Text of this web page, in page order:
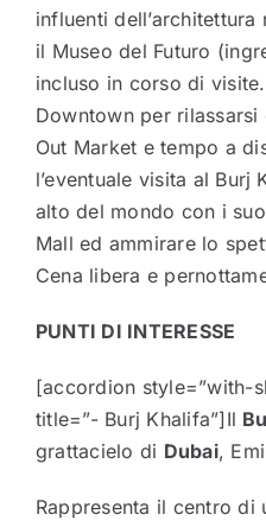
influenti
il Museo del Futuro
incluso in corso di
Downtown per
Out Market e tempo a
l’eventuale visita al
alto del mondo con i
Mall ed ammirare lo
Cena libera e
PUNTI DI INTERESSE
[accordion style=”with-
title=”- Burj Khalifa”]Il
grattacielo di Dubai,
Rappresenta il centro di